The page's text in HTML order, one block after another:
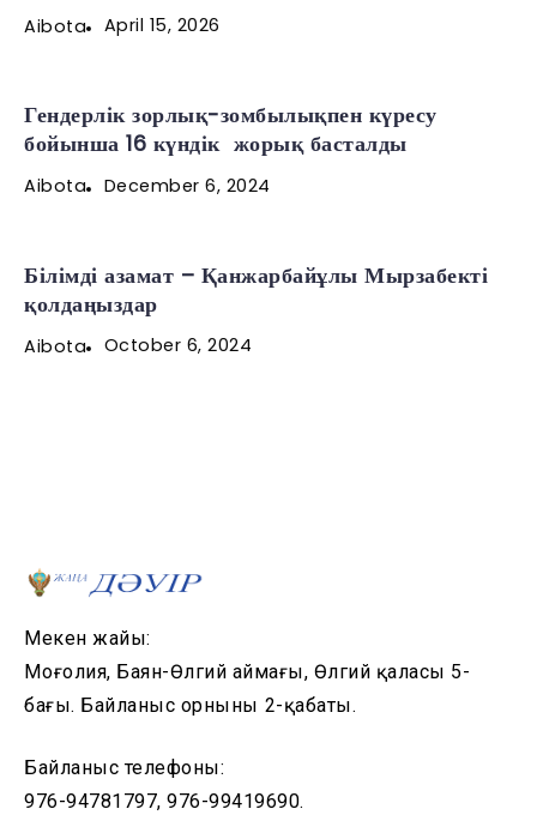
Aibota April 15, 2026
Гендерлік зорлық-зомбылықпен күресу
бойынша 16 күндік жорық басталды
Aibota December 6, 2024
Білімді азамат – Қанжарбайұлы Мырзабекті
қолдаңыздар
Aibota October 6, 2024
Мекен жайы:
Моңғолия, Баян-Өлгий аймағы, Өлгий қаласы 5-
бағы. Байланыс орнының 2-қабаты.
Байланыс телефоны:
976-94781797, 976-99419690.